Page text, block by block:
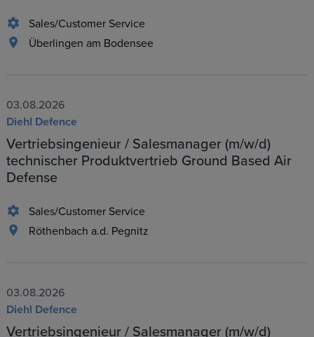
Sales/Customer Service
Überlingen am Bodensee
03.08.2026
Diehl Defence
Vertriebsingenieur / Salesmanager (m/w/d)
technischer Produktvertrieb Ground Based Air
Defense
Sales/Customer Service
Röthenbach a.d. Pegnitz
03.08.2026
Diehl Defence
Vertriebsingenieur / Salesmanager (m/w/d)